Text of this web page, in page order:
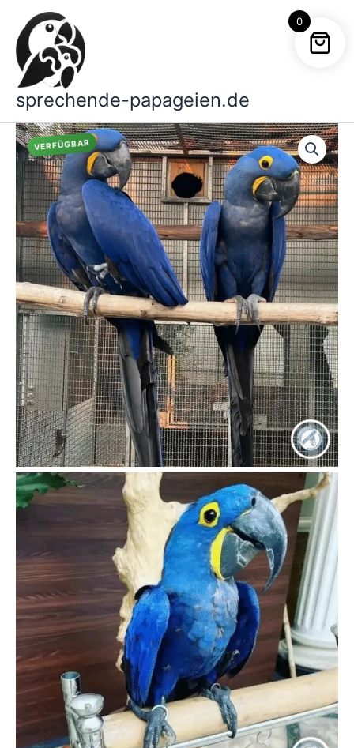
Inhalt
springen
sprechende-papageien.de
VERFÜGBAR
0